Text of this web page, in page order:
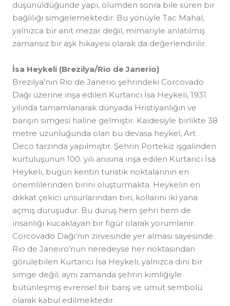
düşünüldüğünde yapı, ölümden sonra bile süren bir
bağlılığı simgelemektedir. Bu yönüyle Tac Mahal,
yalnızca bir anıt mezar değil, mimariyle anlatılmış
zamansız bir aşk hikayesi olarak da değerlendirilir.
İsa Heykeli (Brezilya/Rio de Janerio)
Brezilya’nın Rio de Janerio şehrindeki Corcovado
Dağı üzerine inşa edilen Kurtarıcı İsa Heykeli, 1931
yılında tamamlanarak dünyada Hristiyanlığın ve
barışın simgesi haline gelmiştir. Kaidesiyle birlikte 38
metre uzunluğunda olan bu devasa heykel, Art
Deco tarzında yapılmıştır. Şehrin Portekiz işgalinden
kurtuluşunun 100. yılı anısına inşa edilen Kurtarıcı İsa
Heykeli, bugün kentin turistik noktalarının en
önemlilerinden birini oluşturmakta. Heykelin en
dikkat çekici unsurlarından biri, kollarını iki yana
açmış duruşudur. Bu duruş hem şehri hem de
insanlığı kucaklayan bir figür olarak yorumlanır.
Corcovado Dağı’nın zirvesinde yer alması sayesinde
Rio de Janeiro’nun neredeyse her noktasından
görülebilen Kurtarıcı İsa Heykeli, yalnızca dini bir
simge değil; aynı zamanda şehrin kimliğiyle
bütünleşmiş evrensel bir barış ve umut sembolü
olarak kabul edilmektedir.